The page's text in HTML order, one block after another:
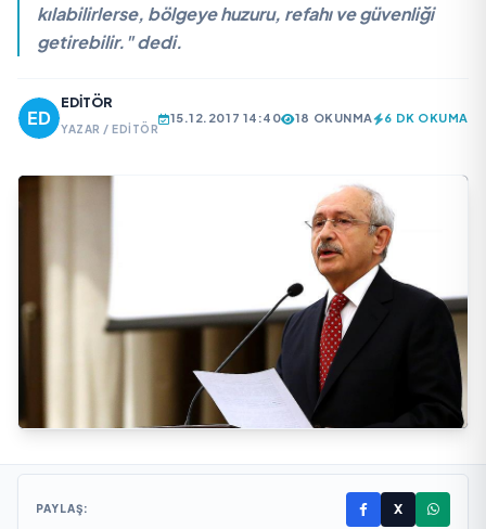
kılabilirlerse, bölgeye huzuru, refahı ve güvenliği
getirebilir." dedi.
EDITÖR
YAZAR / EDITÖR
15.12.2017 14:40 18 OKUNMA 6 DK OKUMA
PAYLAŞ: X